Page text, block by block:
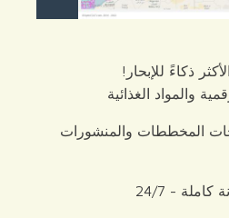
والمواد الغذائية
المخططات والمنشورات
- 24/7